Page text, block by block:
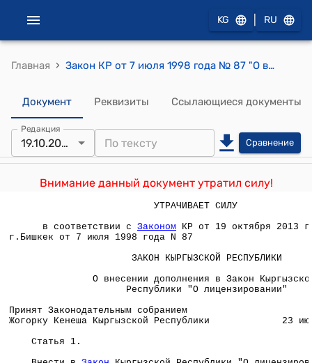
KG RU
Главная › Закон КР от 7 июля 1998 года № 87 "О внесении дополнения в Закон Кыргызской Республики "О лицензировании"
Документ Реквизиты Ссылающиеся документы
Редакция
19.10.2013 Сравнение
Внимание данный документ утратил силу!